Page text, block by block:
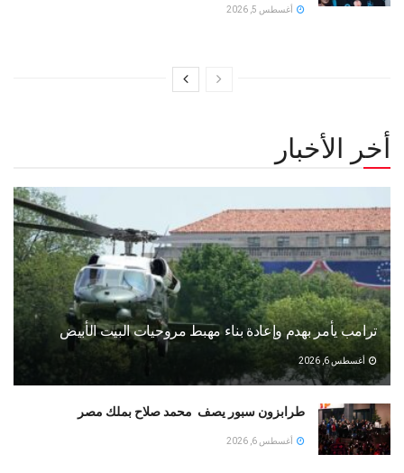
أغسطس 5, 2026
أخر الأخبار
ترامب يأمر بهدم وإعادة بناء مهبط مروحيات البيت الأبيض
أغسطس 6, 2026
طرابزون سبور يصف محمد صلاح بملك مصر
أغسطس 6, 2026